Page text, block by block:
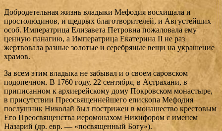
Добродетельная жизнь владыки Мефодия восхищала и
простолюдинов, и щедрых благотворителей, и Августейших
особ. Императрица Елизавета Петровна пожаловала ему
ценную панагию, а Императрица Екатерина II не раз
жертвовала разные золотые и серебряные вещи на украшение
храмов.
За всем этим владыка не забывал и о своем саровском
подопечном. В 1760 году, 22 сентября, в Астрахани, в
приписанном к архиерейскому дому Покровском монастыре,
в присутствии Преосвященнейшего епископа Мефодия
послушник Николай был пострижен в монашество крестовым
Его Преосвященства иеромонахом Никифором с именем
Назарий (др. евр. — «посвященный Богу»).